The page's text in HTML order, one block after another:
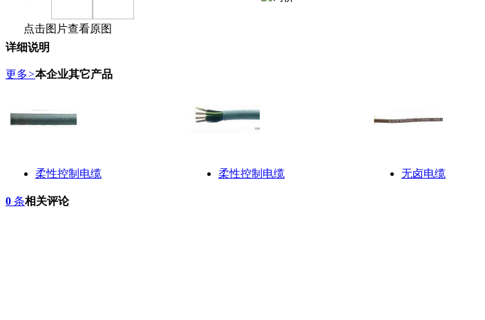
点击图片查看原图
详细说明
更多>本企业其它产品
柔性控制电缆 柔性控制电缆 无卤电缆
0 条相关评论